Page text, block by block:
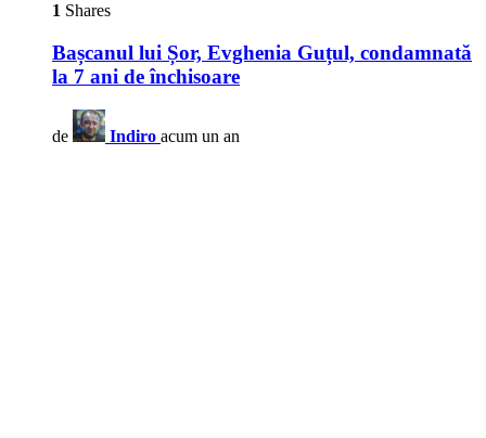
1 Shares
Bașcanul lui Șor, Evghenia Guțul, condamnată
la 7 ani de închisoare
de Indiro acum un an